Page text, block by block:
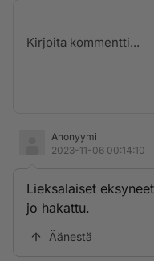
Anonyymi
2023-11-06 00:14:10
Lieksalaiset
jo hakattu.
Äänestä